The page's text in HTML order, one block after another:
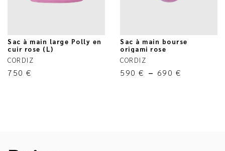
Sac à main large Polly en
cuir rose (L)
CORDIZ
750 €
Sac à main bourse
origami rose
CORDIZ
590 € – 690 €